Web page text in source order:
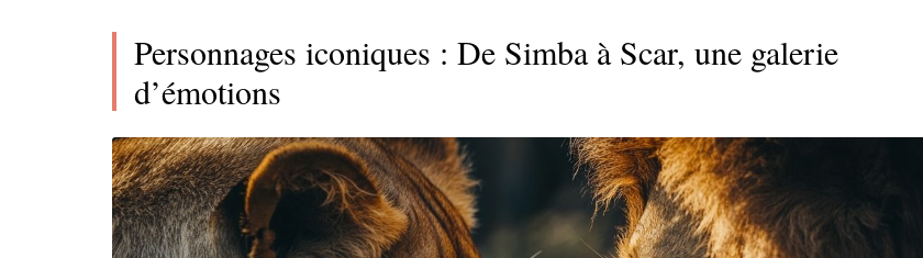
Personnages iconiques : De Simba à Scar, une galerie
d’émotions